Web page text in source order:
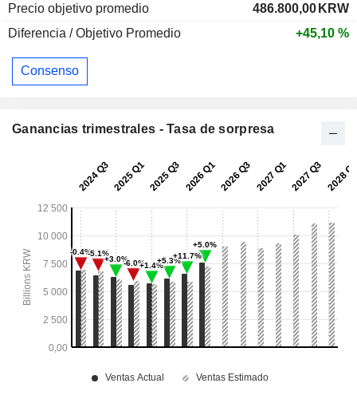
Precio objetivo promedio
486.800,00 KRW
Diferencia / Objetivo Promedio
+45,10 %
Consenso
Ganancias trimestrales - Tasa de sorpresa